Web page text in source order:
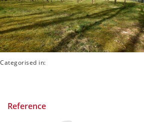
Categorised in:
Reference